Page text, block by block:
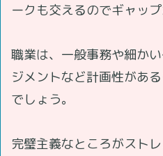
ークも交えるのでギャッ
職業は、一般事務や細か
ジメントなど計画性があ
でしょう。
完璧主義なところがスト